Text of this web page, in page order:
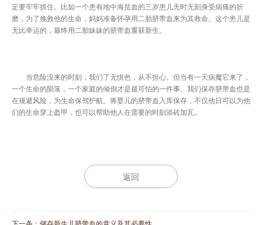
定要牢牢抓住。比如一个患有地中海贫血的三岁患儿无时无刻身受病痛的折
磨，为了挽救他的生命，妈妈准备怀孕用二胎脐带血来为其救命。这个患儿是
无比幸运的，最终用二胎妹妹的脐带血重获新生。
当危险没来的时刻，我们了无惧色，从不担心。但当有一天病魔它来了，
一个生命的陨落，一个家庭的倾倒才是最可怕的一件事。我们保存脐带血也是
在规避风险，为生命保驾护航。将婴儿的脐带血入库保存，不仅他日可以为他
们的生命穿上盔甲，也可以帮助他人在需要的时刻添砖加瓦。
返回
下一条： 储存新生儿脐带血的意义及其必要性